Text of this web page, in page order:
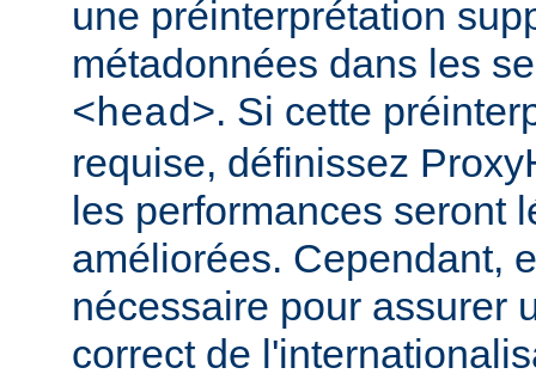
une préinterprétation
métadonnées dans les
<head>. Si cette
requise, définissez
les performances seront
améliorées. Cependant,
nécessaire pour assurer
correct de